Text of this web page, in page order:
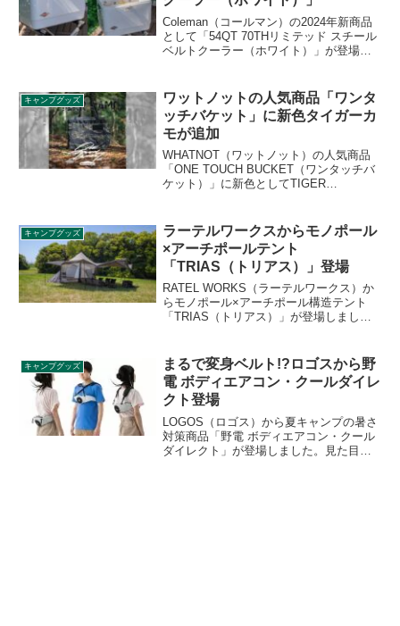
Coleman（コールマン）の2024年新商品
として「54QT 70THリミテッド スチール
ベルトクーラー（ホワイト）」が登場し
ベルトクーラーです。詳細をレビューし
ます。
キャンプグッズ
ワットノットの人気商品「ワンタ
ッチバケット」に新色タイガーカ
モが追加
WHATNOT（ワットノット）の人気商品
「ONE TOUCH BUCKET（ワンタッチバ
ケット）」に新色としてTIGER
そのままに、南ベトナムが発祥と言われ
るタイガーカモ柄を採用しています。詳
細をレビューします。
キャンプグッズ
ラーテルワークスからモノポール
×アーチポールテント
「TRIAS（トリアス）」登場
RATEL WORKS（ラーテルワークス）か
らモノポール×アーチポール構造テント
「TRIAS（トリアス）」が登場しまし
るスペースが特徴の圧迫感のない快適な
室内環境を実現したテントです。詳細を
レビューします。
キャンプグッズ
まるで変身ベルト!?ロゴスから野
電 ボディエアコン・クールダイレ
クト登場
LOGOS（ロゴス）から夏キャンプの暑さ
対策商品「野電 ボディエアコン・クール
ダイレクト」が登場しました。見た目の